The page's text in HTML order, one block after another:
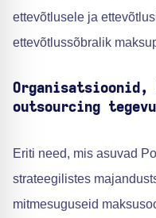
ettevõtlusele ja
ettevõtlussõbralik
Organisatsioonid,
outsourcing
Eriti need, mis asuvad
strateegilistes
mitmesuguseid